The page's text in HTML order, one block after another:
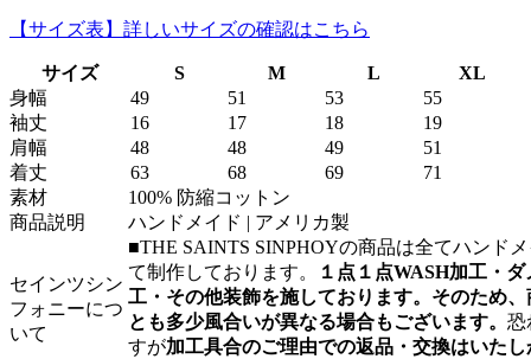
【サイズ表】詳しいサイズの確認はこちら
サイズ S M L
XL
身幅
49 51 53
55
袖丈
16 17 18
19
肩幅
48 48 49
51
着丈
63 68 69
71
素材
100% 防縮コットン
商品説明
ハンドメイド | アメリカ製
セインツシン
フォニーにつ
いて
■THE SAINTS SINPHOYの商品は全てハンド
て制作しております。
１点１点WASH加工・
工・その他装飾を施しております。そのため、
とも多少風合いが異なる場合もございます。 恐
すが加工具合のご理由での返品・交換はいた